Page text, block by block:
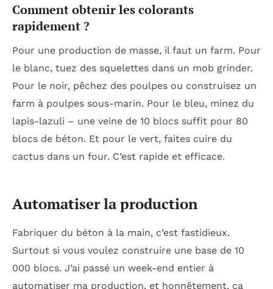
Comment obtenir les colorants
rapidement ?
Pour une production de masse, il faut un farm. Pour
le blanc, tuez des squelettes dans un mob grinder.
Pour le noir, pêchez des poulpes ou construisez un
farm à poulpes sous-marin. Pour le bleu, minez du
lapis-lazuli – une veine de 10 blocs suffit pour 80
blocs de béton. Et pour le vert, faites cuire du
cactus dans un four. C’est rapide et efficace.
Automatiser la production
Fabriquer du béton à la main, c’est fastidieux.
Surtout si vous voulez construire une base de 10
000 blocs. J’ai passé un week-end entier à
automatiser ma production, et honnêtement, ça